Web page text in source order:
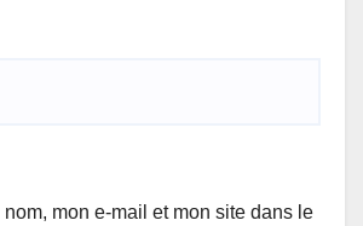
nom, mon e-mail et mon site dans le